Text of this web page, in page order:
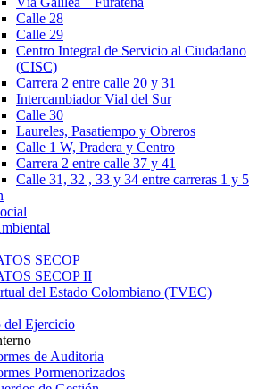
Calle 28
Calle 29
Centro Integral de Servicio al Ciudadano
(CISC)
Carrera 2 entre calle 20 y 31
Intercambiador Vial del Sur
Calle 30
Laureles, Pasatiempo y Obreros
Calle 1 W, Pradera y Centro
Carrera 2 entre calle 37 y 41
Calle 31, 32 , 33 y 34 entre carreras 1 y 5
SECOP
SECOP II
del Estado Colombiano (TVEC)
del Ejercicio
de Auditoria
Pormenorizados